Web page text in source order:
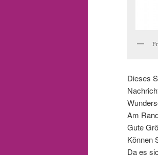
Dieses
Am
Gute
Können
Da es